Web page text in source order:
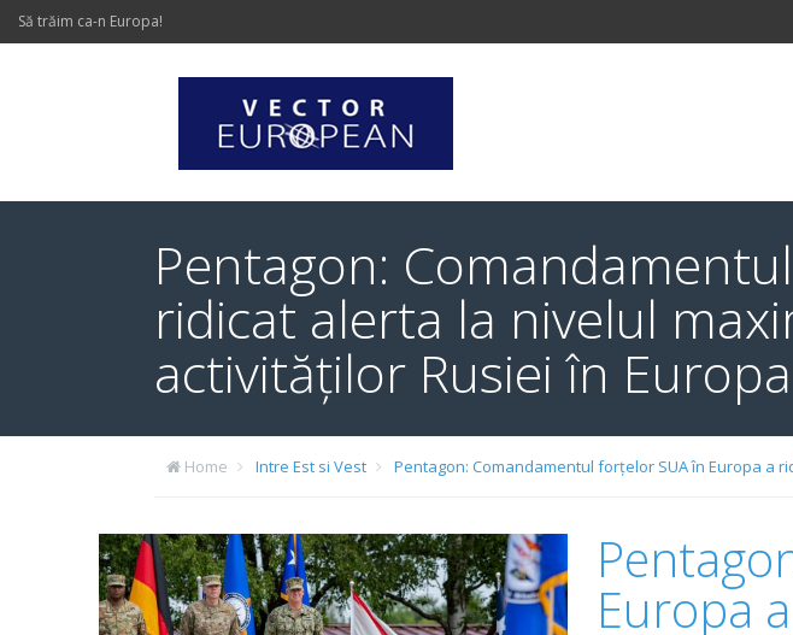
Să trăim ca-n Europa!
Pentagon:
ridicat alerta la nivelul
activităților Rusiei în
Home Intre Est si Vest Pentagon: Comandamentul forțelor SUA în Europa a
Europa